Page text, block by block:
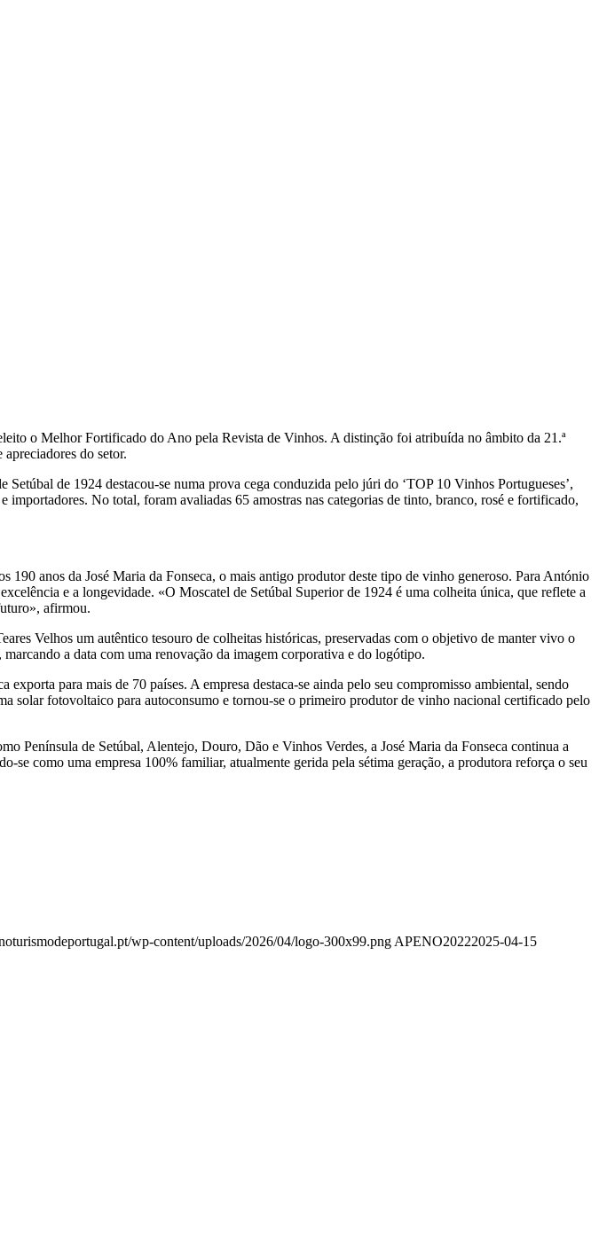
o Melhor Fortificado do Ano pela Revista de Vinhos. A distinção foi atribuída no âmbito da 21.ª
do setor.
de 1924 destacou-se numa prova cega conduzida pelo júri do ‘TOP 10 Vinhos Portugueses’,
No total, foram avaliadas 65 amostras nas categorias de tinto, branco, rosé e fortificado,
190 anos da José Maria da Fonseca, o mais antigo produtor deste tipo de vinho generoso. Para António
e a longevidade. «O Moscatel de Setúbal Superior de 1924 é uma colheita única, que reflete a
afirmou.
Velhos um autêntico tesouro de colheitas históricas, preservadas com o objetivo de manter vivo o
a data com uma renovação da imagem corporativa e do logótipo.
para mais de 70 países. A empresa destaca-se ainda pelo seu compromisso ambiental, sendo
solar fotovoltaico para autoconsumo e tornou-se o primeiro produtor de vinho nacional certificado pelo
Península de Setúbal, Alentejo, Douro, Dão e Vinhos Verdes, a José Maria da Fonseca continua a
como uma empresa 100% familiar, atualmente gerida pela sétima geração, a produtora reforça o seu
wp-content/uploads/2026/04/logo-300x99.png APENO20222025-04-15